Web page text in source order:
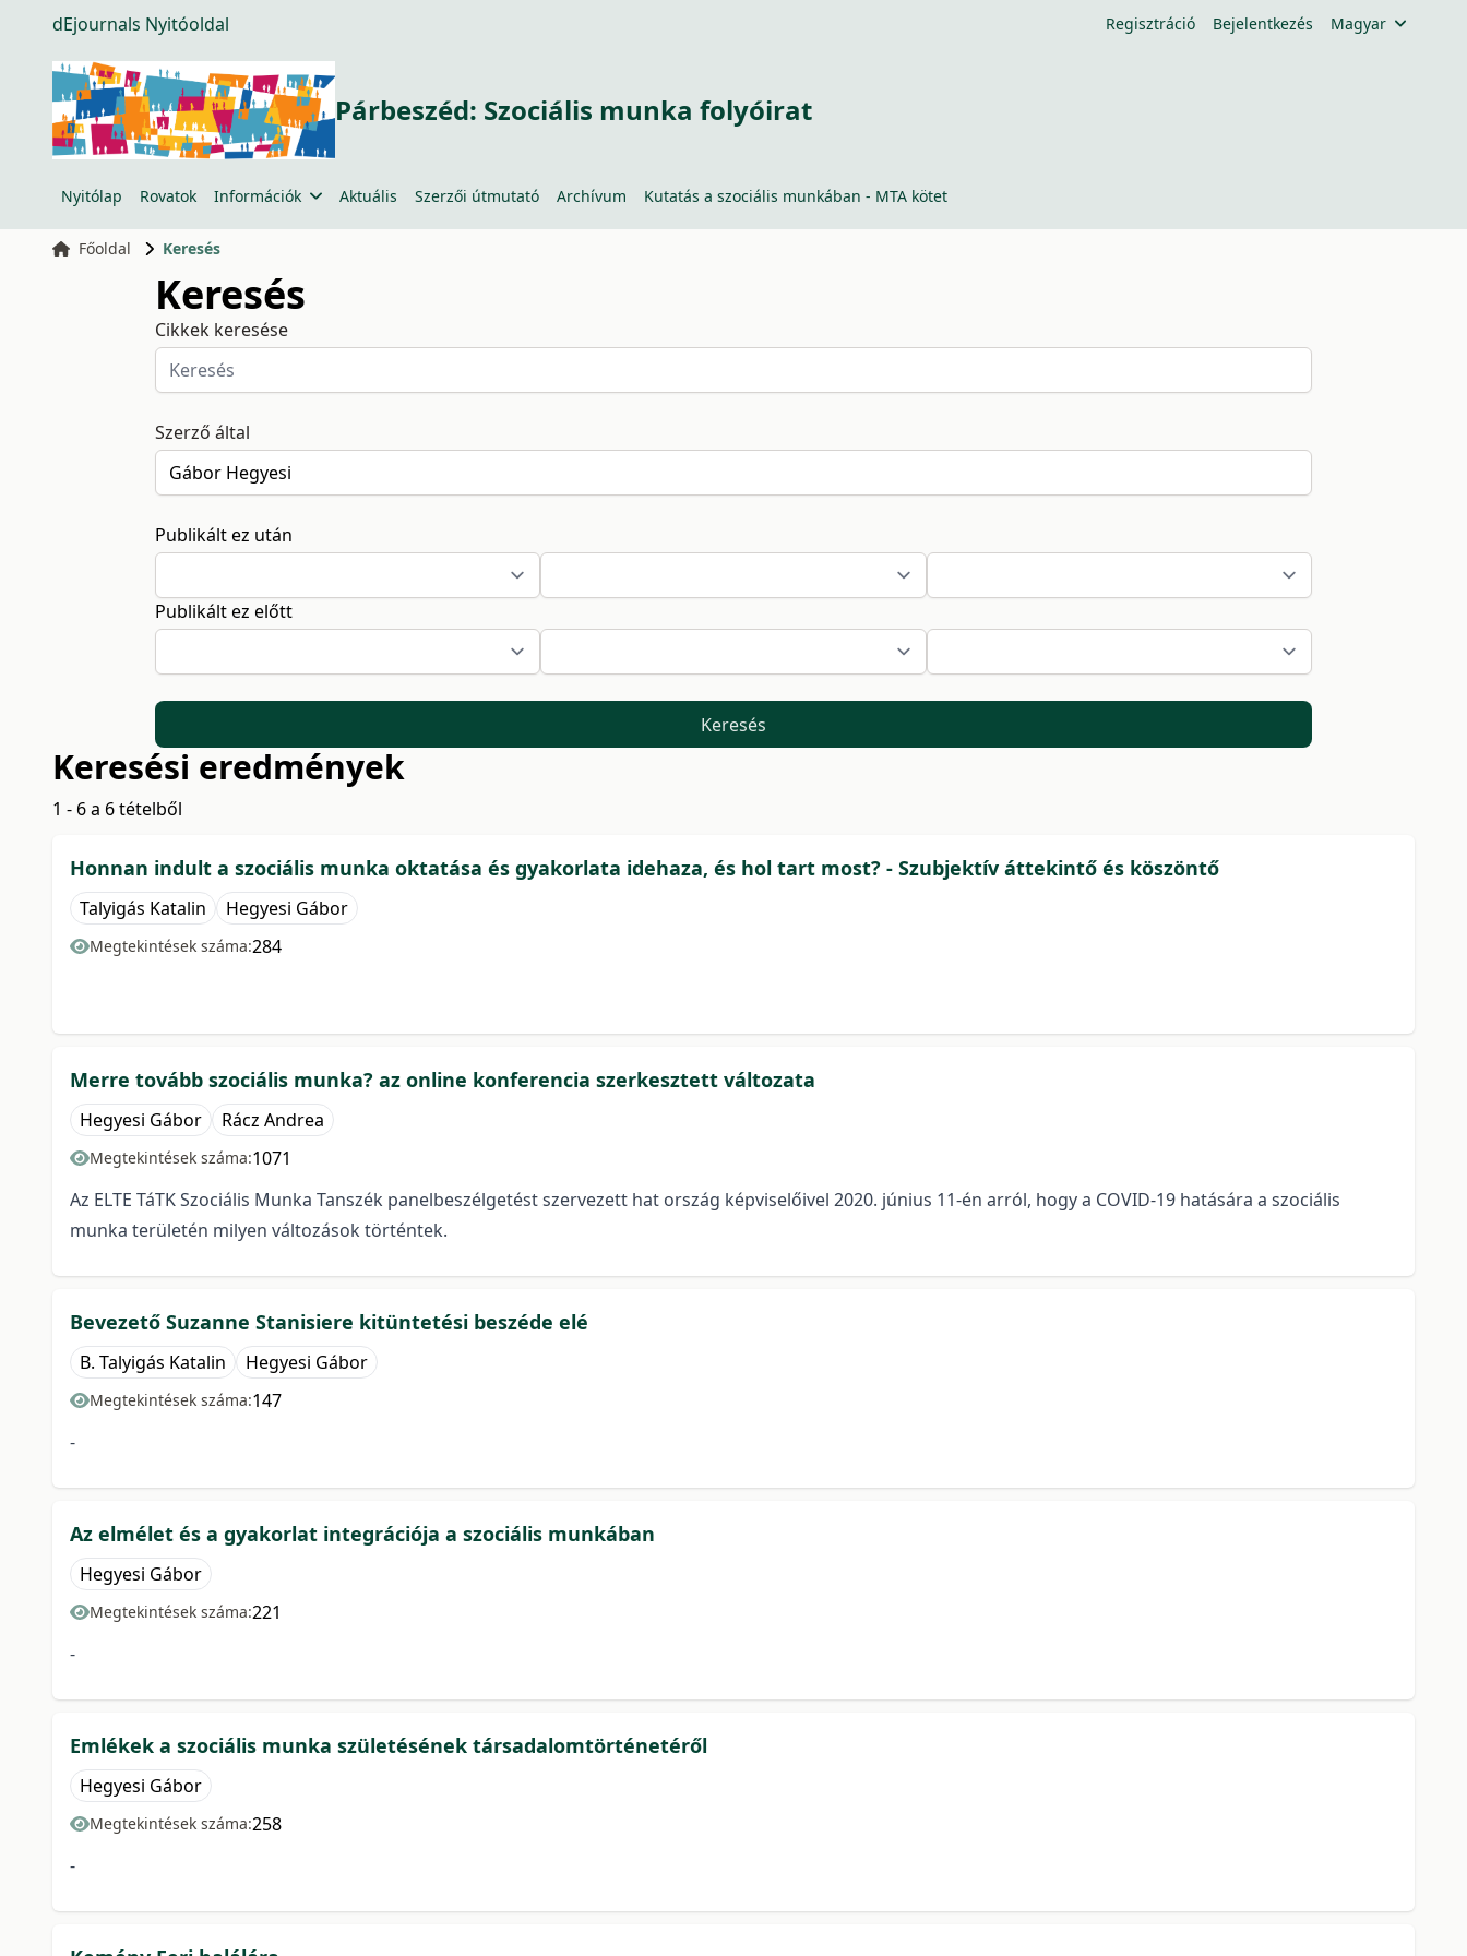
dEjournals Nyitóoldal Regisztráció Bejelentkezés Magyar
Párbeszéd: Szociális munka folyóirat
Nyitólap Rovatok Információk Aktuális Szerzői útmutató Archívum Kutatás a szociális munkában - MTA kötet
Főoldal Keresés
Keresés
Cikkek keresése
Szerző által
Publikált ez után
Publikált ez előtt
Keresés
Keresési eredmények
1 - 6 a 6 tételből
Honnan indult a szociális munka oktatása és gyakorlata idehaza, és hol tart most? - Szubjektív áttekintő és köszöntő
Talyigás Katalin Hegyesi Gábor
Megtekintések száma:284
Merre tovább szociális munka? az online konferencia szerkesztett változata
Hegyesi Gábor Rácz Andrea
Megtekintések száma:1071
Az ELTE TáTK Szociális Munka Tanszék panelbeszélgetést szervezett hat ország képviselőivel 2020. június 11-én arról, hogy a COVID-19 hatására a szociális
munka területén milyen változások történtek.
Bevezető Suzanne Stanisiere kitüntetési beszéde elé
B. Talyigás Katalin Hegyesi Gábor
Megtekintések száma:147
-
Az elmélet és a gyakorlat integrációja a szociális munkában
Hegyesi Gábor
Megtekintések száma:221
-
Emlékek a szociális munka születésének társadalomtörténetéről
Hegyesi Gábor
Megtekintések száma:258
-